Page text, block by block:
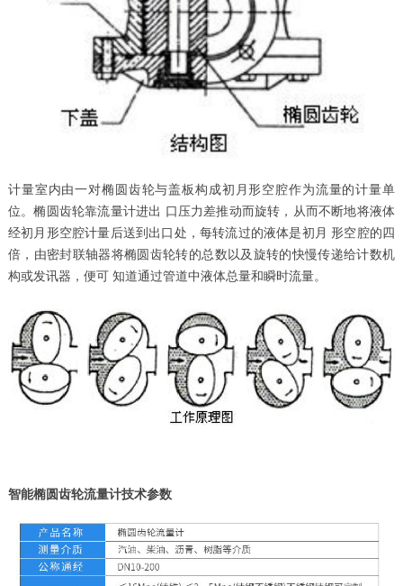
计量室内由一对椭圆齿轮与盖板构成初月形空腔作为流量的计量单
位。椭圆齿轮靠流量计进出 口压力差推动而旋转，从而不断地将液体
经初月形空腔计量后送到出口处，每转流过的液体是初月 形空腔的四
倍，由密封联轴器将椭圆齿轮转的总数以及旋转的快慢传递给计数机
构或发讯器，便可 知道通过管道中液体总量和瞬时流量。
智能椭圆齿轮流量计技术参数